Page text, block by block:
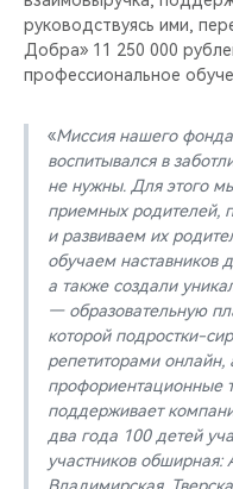
руководствуясь ими,
Добра» 11 250 000
профессиональное
«Миссия нашего
воспитывался в
не нужны. Для этого
приемных родителей,
и развиваем их
обучаем наставников
а также создали
— образовательную
которой подростки-
репетиторами онлайн,
профориентационные
поддерживает
два года 100 детей
участников обширная: